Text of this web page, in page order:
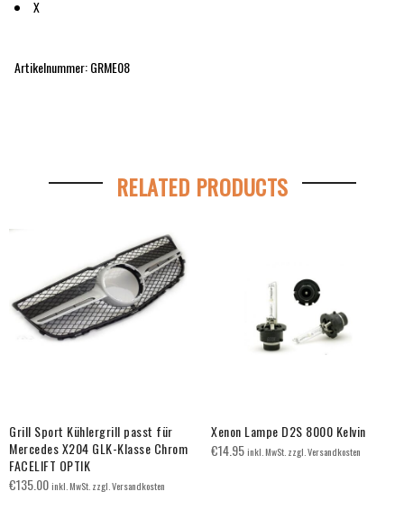
X
Artikelnummer: GRME08
RELATED PRODUCTS
Grill Sport Kühlergrill passt für
Mercedes X204 GLK-Klasse Chrom
FACELIFT OPTIK
€135.00inkl. MwSt. zzgl. Versandkosten
Xenon Lampe D2S 8000 Kelvin
€14.95inkl. MwSt. zzgl. Versandkosten